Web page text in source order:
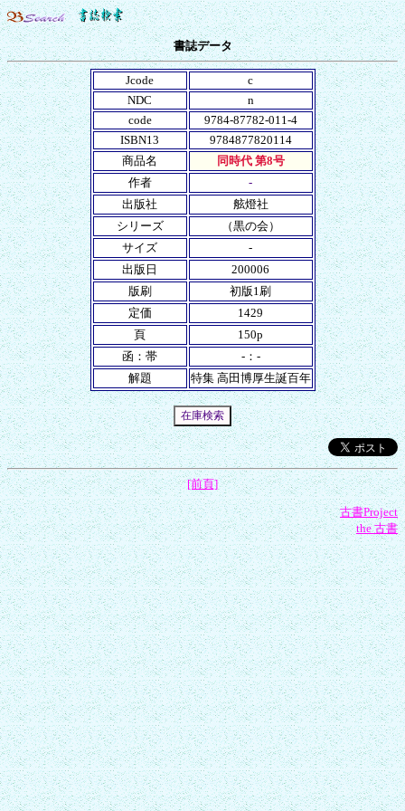
書誌データ
Jcode
c
NDC
n
code
9784-87782-011-4
ISBN13
9784877820114
商品名
同時代 第8号
作者
-
出版社
舷燈社
シリーズ
（黒の会）
サイズ
-
出版日
200006
版刷
初版1刷
定価
1429
頁
150p
函：帯
-：-
解題
特集 高田博厚生誕百年
[前頁]
古書Project
the 古書